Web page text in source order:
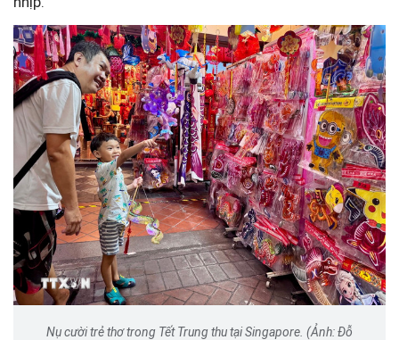
Nụ cười trẻ thơ trong Tết Trung thu tại Singapore. (Ảnh: Đỗ